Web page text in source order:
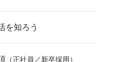
を知ろう
（正社員／新卒採用）